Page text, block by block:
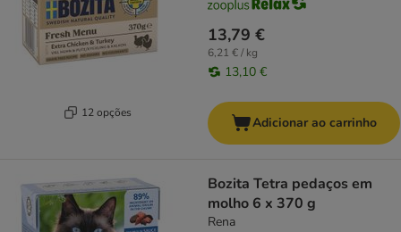
12 opções
13,79 €
6,21 € / kg
13,10 €
Adicionar ao carrinho
Bozita Tetra pedaços em
molho 6 x 370 g
Rena